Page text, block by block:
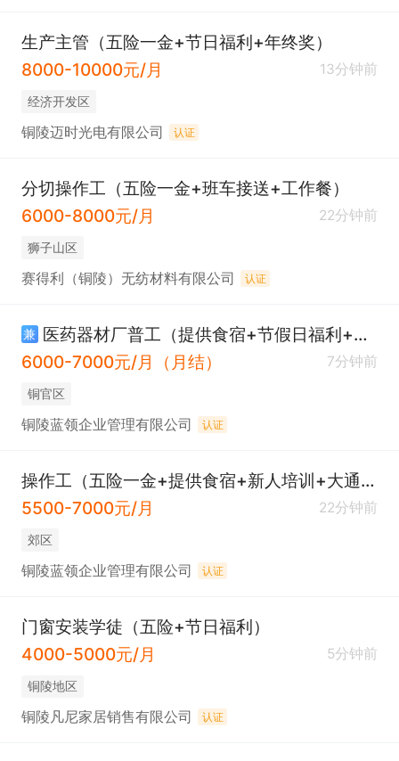
生产主管（五险一金+节日福利+年终奖）
8000-10000元/月
13分钟前
经济开发区
铜陵迈时光电有限公司 认证
分切操作工（五险一金+班车接送+工作餐）
6000-8000元/月
22分钟前
狮子山区
赛得利（铜陵）无纺材料有限公司 认证
兼
医药器材厂普工（提供食宿+节假日福利+顺安附近）
6000-7000元/月（月结）
7分钟前
铜官区
铜陵蓝领企业管理有限公司 认证
操作工（五险一金+提供食宿+新人培训+大通工贸园）
5500-7000元/月
22分钟前
郊区
铜陵蓝领企业管理有限公司 认证
门窗安装学徒（五险+节日福利）
4000-5000元/月
5分钟前
铜陵地区
铜陵凡尼家居销售有限公司 认证